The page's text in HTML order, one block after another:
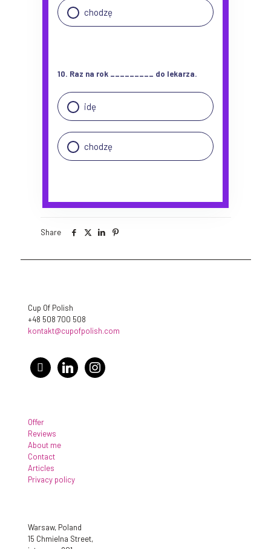
chodzę
10. Raz na rok _________ do lekarza.
idę
chodzę
Share
Cup Of Polish
+48 508 700 508
kontakt@cupofpolish.com
facebooklinkedin instagram
Offer
Reviews
About me
Contact
Articles
Privacy policy
Warsaw, Poland
15 Chmielna Street,